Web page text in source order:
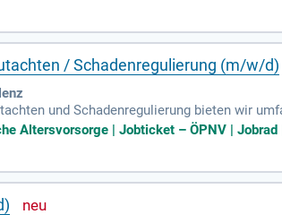
/ Schadenregulierung (m/w/d)
und Schadenregulierung bieten wir
Annahme über die Analyse bis zur Lösung
Outlook und SharePoint sowie die
IT-Qualifikationen mit 2-3 Jahren
Werden Sie Teil unseres
Altersvorsorge | Jobticket – ÖPNV |